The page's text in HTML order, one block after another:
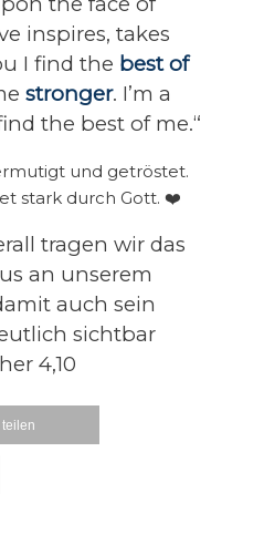
inspires, takes
I find the best of
stronger. I’m a
the best of me.“
und getröstet.
stark durch Gott. ❤️
tragen wir das
an unserem
auch sein
sichtbar
4,10
teilen